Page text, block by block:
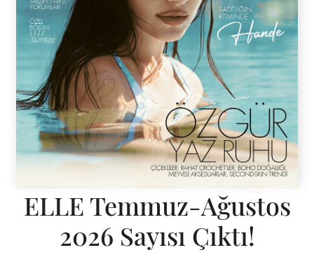
ELLE Temmuz-Ağustos
2026 Sayısı Çıktı!